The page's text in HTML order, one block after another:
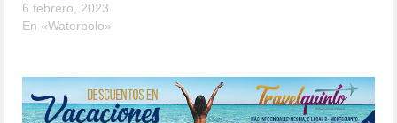
6 febrero, 2023
En «Waterpolo»